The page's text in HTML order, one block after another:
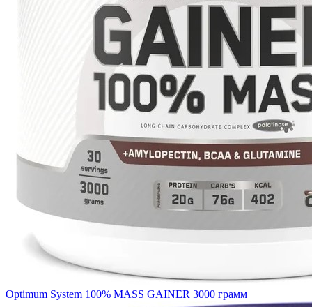
Optimum System 100% MASS GAINER 3000 грамм